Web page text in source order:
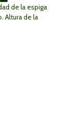
de la espiga
Altura de la